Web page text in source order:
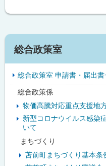
サ
イ
ド
総合政策室
総合政策室 申請書・届出
総合政策係
物価高騰対応重点支援地
新型コロナウイルス感染
いて
まちづくり
苫前町まちづくり基本条